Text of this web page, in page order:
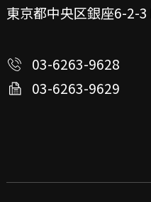
東京都中央区銀座6-2-3
03-6263-9628
03-6263-9629